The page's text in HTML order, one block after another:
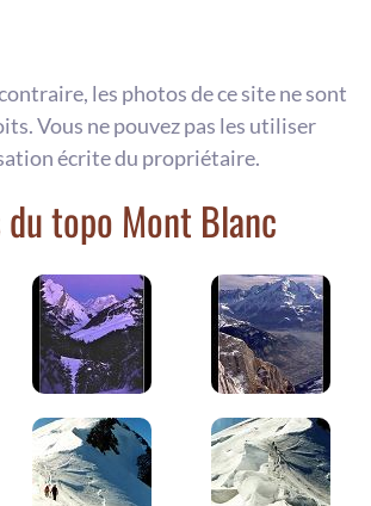
les photos de ce site ne sont
Vous ne pouvez pas les utiliser
écrite du propriétaire.
topo Mont Blanc